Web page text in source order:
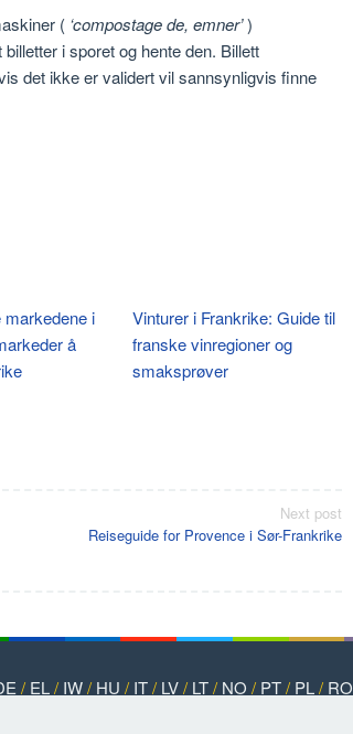
( ‘compostage de, emner’)
i sporet og hente den. Billett
det ikke er validert vil sannsynligvis finne
markedene i
å
Vinturer i Frankrike: Guide til
franske vinregioner og
smaksprøver
Next post
Reiseguide for Provence i Sør-Frankrike
/ EL/ IW/ HU / IT/ LV/ LT/ NO / PT/ PL/ RO